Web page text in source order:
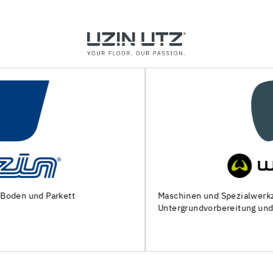
Maschinen und Spezialwerkzeuge zur
Untergrundvorbereitung und Verlegung von Bodenbelägen